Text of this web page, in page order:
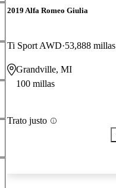
2019 Alfa Romeo Giulia
Ti Sport AWD 53,888 millas
Grandville, MI
100 millas
Trato justo